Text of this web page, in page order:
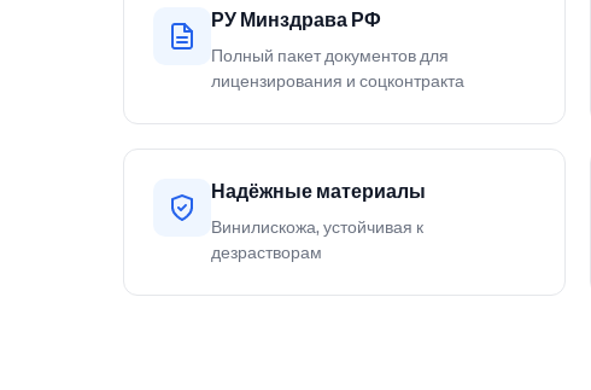
РУ Минздрава РФ
Полный пакет документов для
лицензирования и соцконтракта
Надёжные материалы
Винилискожа, устойчивая к
дезрастворам